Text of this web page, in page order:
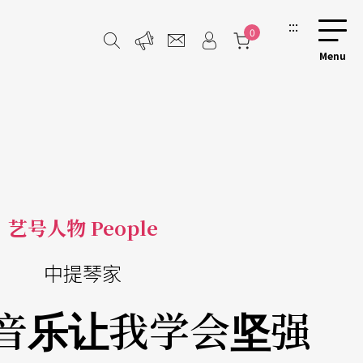
0 :::
艺号人物 People
中提琴家
乐让我学会坚强